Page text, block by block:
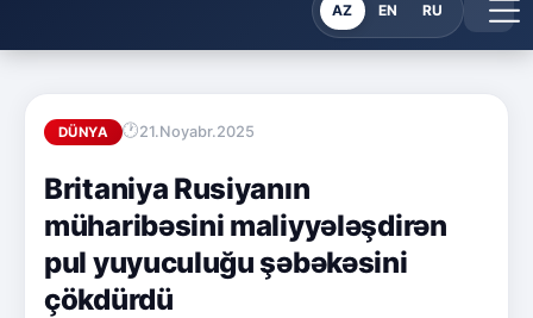
AZ EN RU
DÜNYA 21.Noyabr.2025
Britaniya Rusiyanın
müharibəsini maliyyələşdirən
pul yuyuculuğu şəbəkəsini
çökdürdü